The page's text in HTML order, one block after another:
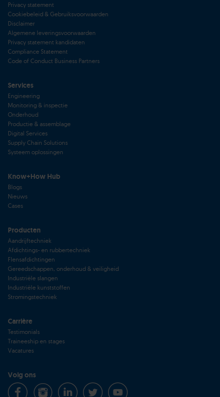
Privacy statement
Cookiebeleid & Gebruiksvoorwaarden
Disclaimer
Algemene leveringsvoorwaarden
Privacy statement kandidaten
Compliance Statement
Code of Conduct Business Partners
Services
Engineering
Monitoring & inspectie
Onderhoud
Productie & assemblage
Digital Services
Supply Chain Solutions
Systeem oplossingen
Know+How Hub
Blogs
Nieuws
Cases
Producten
Aandrijftechniek
Afdichtings- en rubbertechniek
Flensafdichtingen
Gereedschappen, onderhoud & veiligheid
Industriële slangen
Industriële kunststoffen
Stromingstechniek
Carrière
Testimonials
Traineeship en stages
Vacatures
Volg ons